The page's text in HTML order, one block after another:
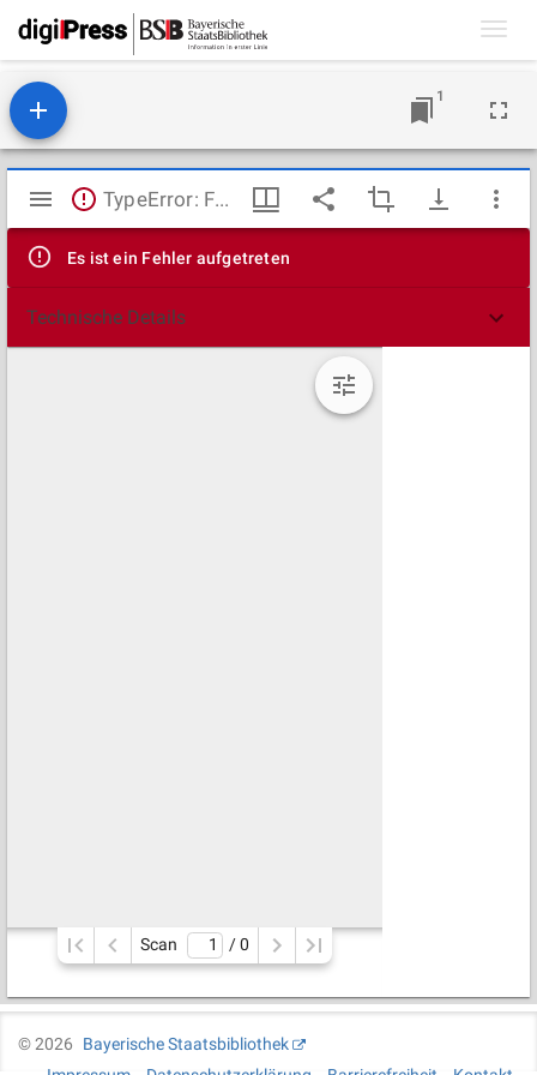
1
Mirador
Viewer
TypeError: Failed to fetch
Es ist ein Fehler aufgetreten
Technische Details
Scan / 0
©2026
Bayerische Staatsbibliothek